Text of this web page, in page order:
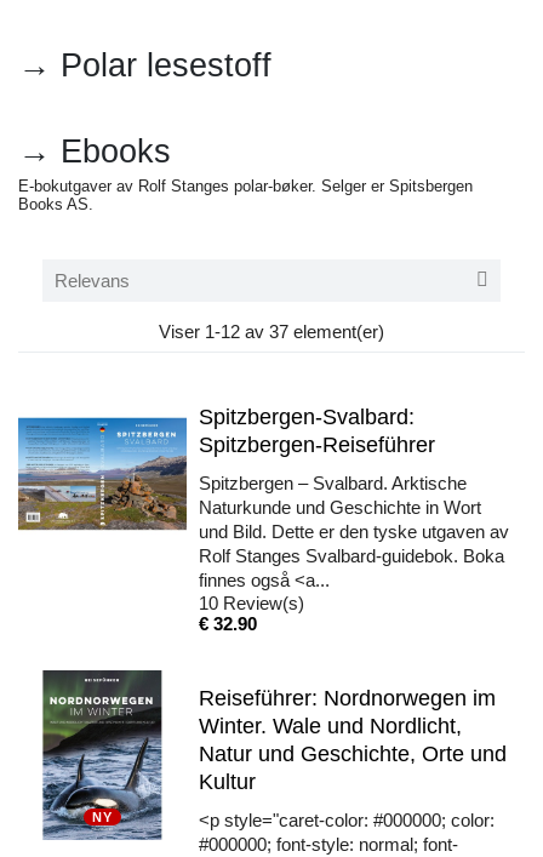
→ Polar lesestoff
→ Ebooks
E-bokutgaver av Rolf Stanges polar-bøker. Selger er Spitsbergen
Books AS.
Relevans 
Viser 1-12 av 37 element(er)
Spitzbergen-Svalbard:
Spitzbergen-Reiseführer
Spitzbergen – Svalbard. Arktische
Naturkunde und Geschichte in Wort
und Bild. Dette er den tyske utgaven av
Rolf Stanges Svalbard-guidebok. Boka
finnes også <a...
10 Review(s)
Pris
€ 32.90
NY
Reiseführer: Nordnorwegen im
Winter. Wale und Nordlicht,
Natur und Geschichte, Orte und
Kultur
<p style="caret-color: #000000; color:
#000000; font-style: normal; font-